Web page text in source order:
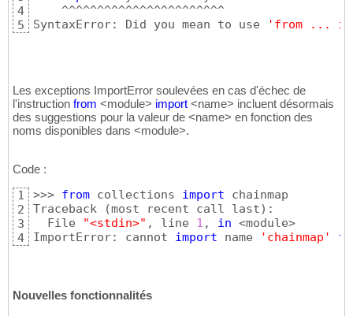
4
5
    ^^^^^^^^^^^^^^^^^^^^^^^
SyntaxError: Did you mean to use
'from ...
Les exceptions ImportError soulevées en cas d'échec de
l'instruction from <module> import <name> incluent désormais
des suggestions pour la valeur de <name> en fonction des
noms disponibles dans <module>.
Code :
1
2
3
4
>>> from collections import chainmap
Traceback
(most recent call last) :
  File
"<stdin>" , line 1 , in <module>
ImportError: cannot import name 'chainmap'
Nouvelles fonctionnalités